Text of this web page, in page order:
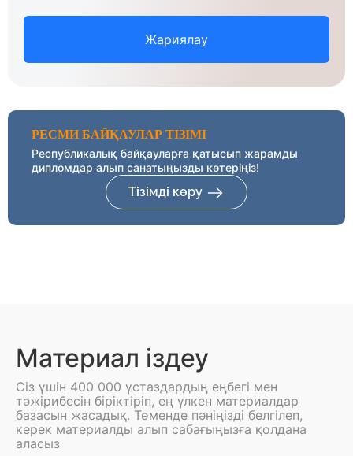
Жариялау
РЕСМИ БАЙҚАУЛАР ТІЗІМІ
Республикалық байқауларға қатысып жарамды
дипломдар алып санатыңызды көтеріңіз!
Тізімді көру
Материал іздеу
Сіз үшін 400 000 ұстаздардың еңбегі мен
тәжірибесін біріктіріп, ең үлкен материалдар
базасын жасадық. Төменде пәніңізді белгілеп,
керек материалды алып сабағыңызға қолдана
аласыз